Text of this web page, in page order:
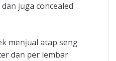
juga concealed
menjual atap seng
dan per lembar